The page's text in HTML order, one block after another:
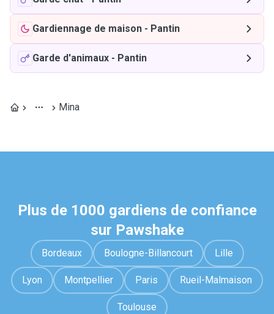
Gardiennage de maison - Pantin
Garde d'animaux - Pantin
Mina
Plus de 1000 gardiens de confiance
sur Pawshake
Bordeaux Boulogne-Billancourt Lille
Lyon Montpellier Paris Rueil-Malmaison
Toulouse